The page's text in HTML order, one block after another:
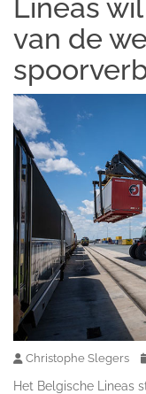
Lineas
van de
Christophe Slegers
Het Belgische Lineas